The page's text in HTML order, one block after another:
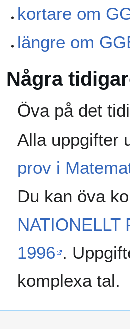
kortare om
längre om
Några
Öva på det
Alla uppgifter
prov i
Du kan öva
NATIONELLT
1996 .
komplexa tal.